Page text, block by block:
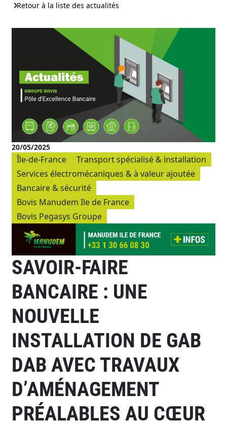
Retour à la liste des actualités
20/05/2025
Île-de-France
Transport spécialisé & installation
Services électromécaniques & à valeur ajoutée
Bancaire & sécurité
Bovis Manudem Ile de France
Bovis Pegasys Groupe
SAVOIR-FAIRE
BANCAIRE : UNE
NOUVELLE
INSTALLATION DE GAB
DAB AVEC TRAVAUX
D’AMÉNAGEMENT
PRÉALABLES AU CŒUR